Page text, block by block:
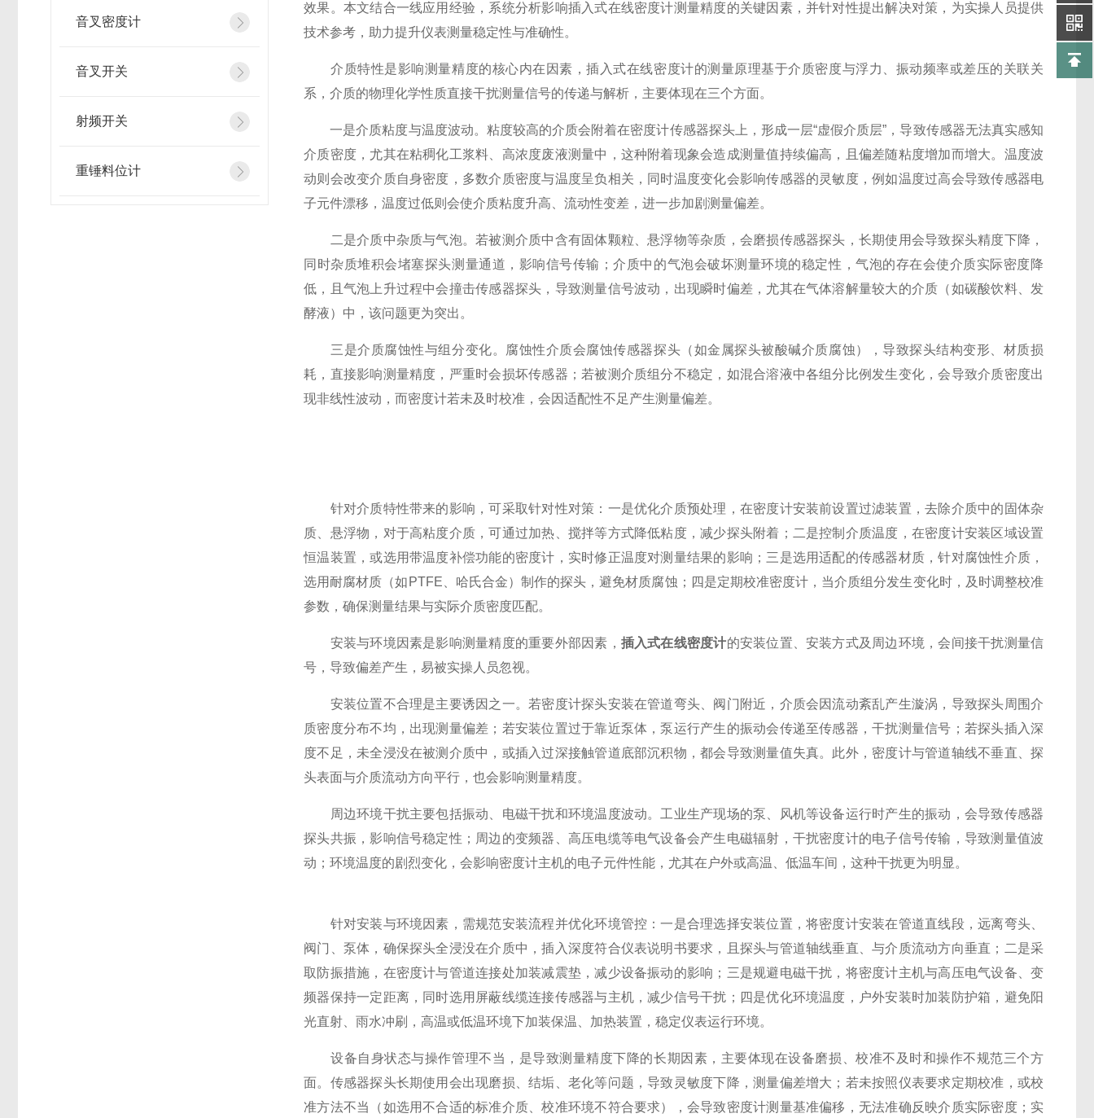
音叉密度计
音叉开关
射频开关
重锤料位计
效果。本文结合一线应用经验，系统分析影响插入式在线密度计测量精度的关键因素，并针对性提出解决对策，为实操人员提供
技术参考，助力提升仪表测量稳定性与准确性。
介质特性是影响测量精度的核心内在因素，插入式在线密度计的测量原理基于介质密度与浮力、振动频率或差压的关联关
系，介质的物理化学性质直接干扰测量信号的传递与解析，主要体现在三个方面。
一是介质粘度与温度波动。粘度较高的介质会附着在密度计传感器探头上，形成一层“虚假介质层”，导致传感器无法真实感知
介质密度，尤其在粘稠化工浆料、高浓度废液测量中，这种附着现象会造成测量值持续偏高，且偏差随粘度增加而增大。温度波
动则会改变介质自身密度，多数介质密度与温度呈负相关，同时温度变化会影响传感器的灵敏度，例如温度过高会导致传感器电
子元件漂移，温度过低则会使介质粘度升高、流动性变差，进一步加剧测量偏差。
二是介质中杂质与气泡。若被测介质中含有固体颗粒、悬浮物等杂质，会磨损传感器探头，长期使用会导致探头精度下降，
同时杂质堆积会堵塞探头测量通道，影响信号传输；介质中的气泡会破坏测量环境的稳定性，气泡的存在会使介质实际密度降
低，且气泡上升过程中会撞击传感器探头，导致测量信号波动，出现瞬时偏差，尤其在气体溶解量较大的介质（如碳酸饮料、发
酵液）中，该问题更为突出。
三是介质腐蚀性与组分变化。腐蚀性介质会腐蚀传感器探头（如金属探头被酸碱介质腐蚀），导致探头结构变形、材质损
耗，直接影响测量精度，严重时会损坏传感器；若被测介质组分不稳定，如混合溶液中各组分比例发生变化，会导致介质密度出
现非线性波动，而密度计若未及时校准，会因适配性不足产生测量偏差。
针对介质特性带来的影响，可采取针对性对策：一是优化介质预处理，在密度计安装前设置过滤装置，去除介质中的固体杂
质、悬浮物，对于高粘度介质，可通过加热、搅拌等方式降低粘度，减少探头附着；二是控制介质温度，在密度计安装区域设置
恒温装置，或选用带温度补偿功能的密度计，实时修正温度对测量结果的影响；三是选用适配的传感器材质，针对腐蚀性介质，
选用耐腐材质（如PTFE、哈氏合金）制作的探头，避免材质腐蚀；四是定期校准密度计，当介质组分发生变化时，及时调整校准
参数，确保测量结果与实际介质密度匹配。
安装与环境因素是影响测量精度的重要外部因素， 插入式在线密度计的安装位置、安装方式及周边环境，会间接干扰测量信
号，导致偏差产生，易被实操人员忽视。
安装位置不合理是主要诱因之一。若密度计探头安装在管道弯头、阀门附近，介质会因流动紊乱产生漩涡，导致探头周围介
质密度分布不均，出现测量偏差；若安装位置过于靠近泵体，泵运行产生的振动会传递至传感器，干扰测量信号；若探头插入深
度不足，未全浸没在被测介质中，或插入过深接触管道底部沉积物，都会导致测量值失真。此外，密度计与管道轴线不垂直、探
头表面与介质流动方向平行，也会影响测量精度。
周边环境干扰主要包括振动、电磁干扰和环境温度波动。工业生产现场的泵、风机等设备运行时产生的振动，会导致传感器
探头共振，影响信号稳定性；周边的变频器、高压电缆等电气设备会产生电磁辐射，干扰密度计的电子信号传输，导致测量值波
动；环境温度的剧烈变化，会影响密度计主机的电子元件性能，尤其在户外或高温、低温车间，这种干扰更为明显。
针对安装与环境因素，需规范安装流程并优化环境管控：一是合理选择安装位置，将密度计安装在管道直线段，远离弯头、
阀门、泵体，确保探头全浸没在介质中，插入深度符合仪表说明书要求，且探头与管道轴线垂直、与介质流动方向垂直；二是采
取防振措施，在密度计与管道连接处加装减震垫，减少设备振动的影响；三是规避电磁干扰，将密度计主机与高压电气设备、变
频器保持一定距离，同时选用屏蔽线缆连接传感器与主机，减少信号干扰；四是优化环境温度，户外安装时加装防护箱，避免阳
光直射、雨水冲刷，高温或低温环境下加装保温、加热装置，稳定仪表运行环境。
设备自身状态与操作管理不当，是导致测量精度下降的长期因素，主要体现在设备磨损、校准不及时和操作不规范三个方
面。传感器探头长期使用会出现磨损、结垢、老化等问题，导致灵敏度下降，测量偏差增大；若未按照仪表要求定期校准，或校
准方法不当（如选用不合适的标准介质、校准环境不符合要求），会导致密度计测量基准偏移，无法准确反映介质实际密度；实